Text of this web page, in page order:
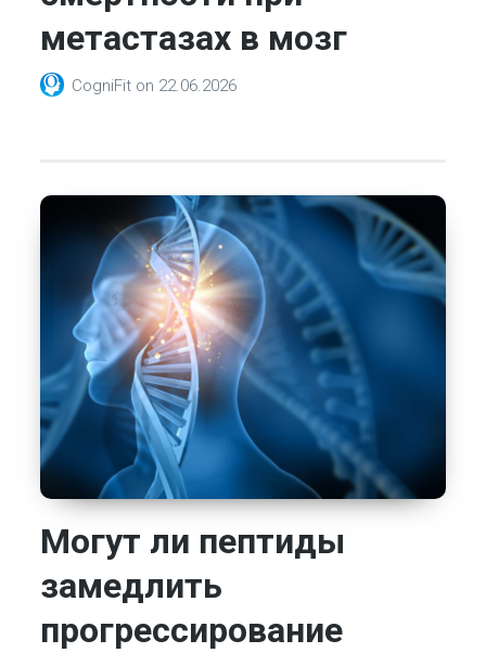
метастазах в мозг
CogniFit on 22.06.2026
Могут ли пептиды
замедлить
прогрессирование